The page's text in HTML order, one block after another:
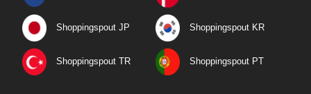
Shoppingspout JP Shoppingspout KR
Shoppingspout TR Shoppingspout PT